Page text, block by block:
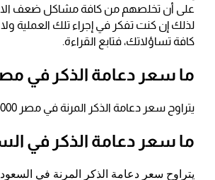
على أن تخلصهم من كافة مشاكل ضعف
لذلك إن كنت تفكر في إجراء تلك العملية
كافة تساؤلاتك، فتابع القراءة.
ما سعر دعامة الذكر في
يتراوح سعر دعامة الذكر المرنة في مصر 60000 جنيه مصري، أما الهيدروليك فيبلغ سعرها 80000 جنيه مصري
ما سعر دعامة الذكر في